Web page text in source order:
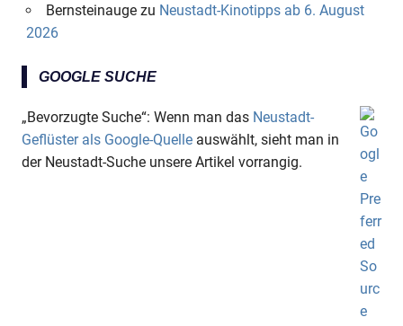
Bernsteinaugezu Neustadt-Kinotipps ab 6. August
2026
GOOGLE SUCHE
„Bevorzugte Suche“: Wenn man das Neustadt-
Geflüster als Google-Quelle auswählt, sieht man in
der Neustadt-Suche unsere Artikel vorrangig.